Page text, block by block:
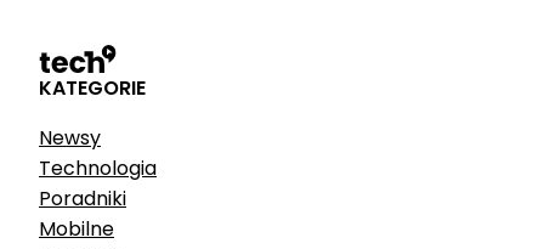
KATEGORIE
Newsy
Technologia
Poradniki
Mobilne